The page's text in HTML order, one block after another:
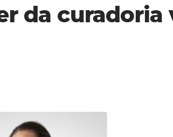
da curadoria